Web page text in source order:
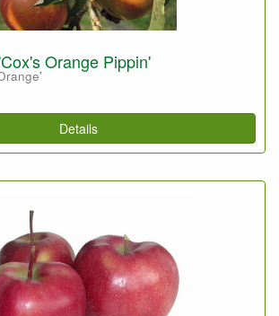
Orange Pippin'
Details